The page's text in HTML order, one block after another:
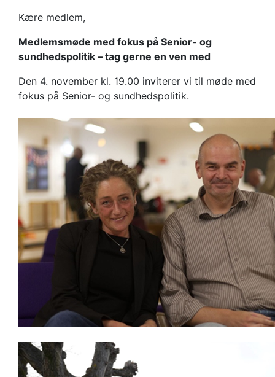
Kære medlem,
Medlemsmøde med fokus på Senior- og
sundhedspolitik – tag gerne en ven med
Den 4. november kl. 19.00 inviterer vi til møde med
fokus på Senior- og sundhedspolitik.